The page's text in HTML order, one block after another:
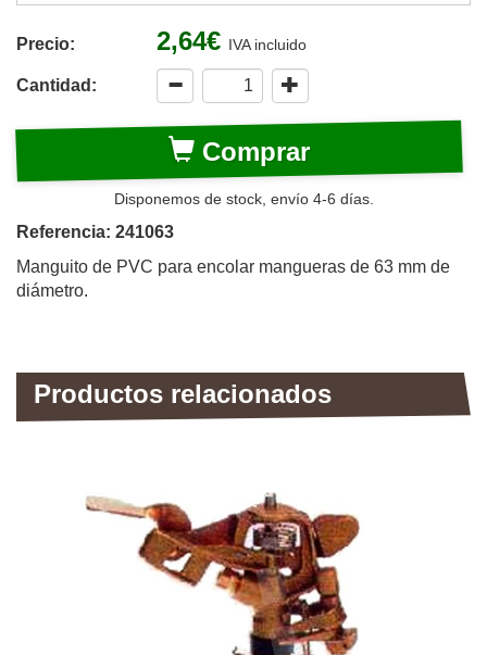
Precio: 2,64€ IVA incluido
Cantidad:
Comprar
Disponemos de stock, envío 4-6 días.
Referencia: 241063
Manguito de PVC para encolar mangueras de 63 mm de
diámetro.
Productos relacionados